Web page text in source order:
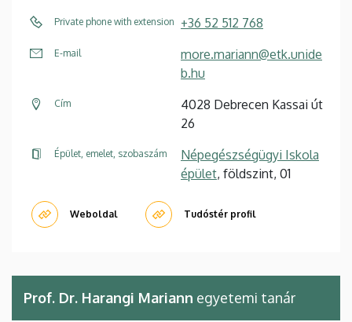
Private phone with extension +36 52 512 768
E-mail
more.mariann@etk.unide
b.hu
Cím
4028 Debrecen Kassai út
26
Épület, emelet, szobaszám
Népegészségügyi Iskola
épület, földszint, 01
Weboldal Tudóstér profil
Prof. Dr. Harangi Mariann egyetemi tanár